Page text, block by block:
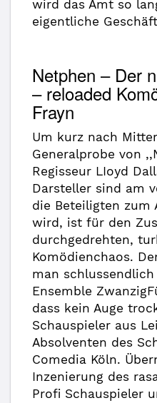
wird das Amt so
eigentliche
Netphen – Der
– reloaded
Frayn
Um kurz nach
Generalprobe von
Regisseur LIoyd
Darsteller sind am
die Beteiligten zum
wird, ist für den
durchgedrehten,
Komödienchaos.
man schlussendlich
Ensemble
dass kein Auge
Schauspieler aus
Absolventen des
Comedia Köln.
Inzenierung des
Profi Schauspieler